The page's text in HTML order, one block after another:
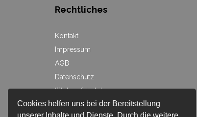
Cookies helfen uns bei der Bereitstellung
unserer Inhalte und Dienste. Durch die weitere
Rechtliches
Kontakt
Impressum
AGB
Datenschutz
Widerrufsbelehrung
Versandkosten